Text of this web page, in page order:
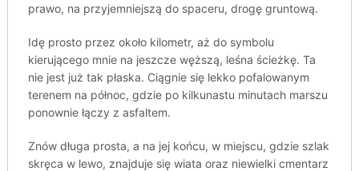
prawo, na przyjemniejszą do spaceru, drogę gruntową.
Idę prosto przez około kilometr, aż do symbolu
kierującego mnie na jeszcze węższą, leśna ścieżkę. Ta
nie jest już tak płaska. Ciągnie się lekko pofalowanym
terenem na północ, gdzie po kilkunastu minutach marszu
ponownie łączy z asfaltem.
Znów długa prosta, a na jej końcu, w miejscu, gdzie szlak
skręca w lewo, znajduje się wiata oraz niewielki cmentarz